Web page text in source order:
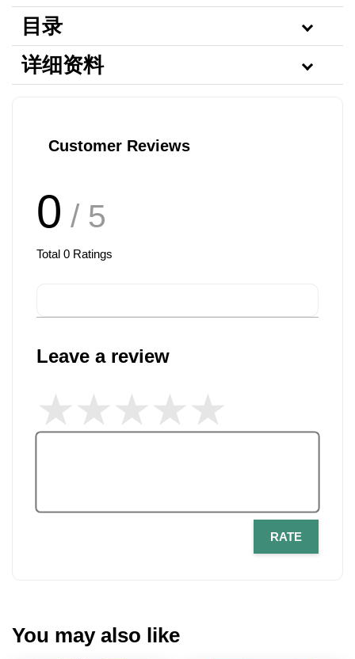
目录
详细资料
Customer Reviews
0 / 5
Total 0 Ratings
Leave a review
RATE
You may also like